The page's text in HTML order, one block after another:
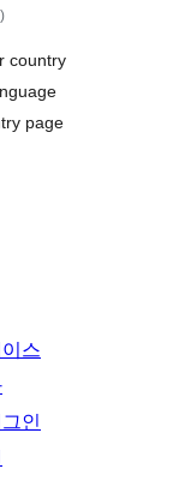
전
체)
country
page
스
인